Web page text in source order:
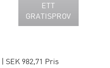
ETT
GRATISPROV
| SEK 982,71 Pris